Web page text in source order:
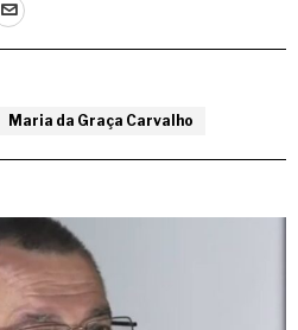
Maria da Graça Carvalho